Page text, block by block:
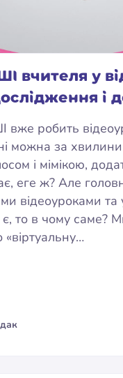
вчителя у
і
робить
можна за хвилини
і мімікою,
еге ж? Але
відеоуроками та
то в чому саме?